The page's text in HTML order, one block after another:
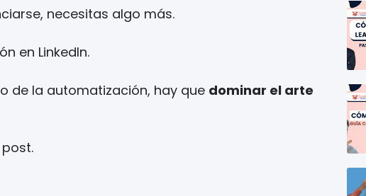
necesitas algo más.
en LinkedIn.
de la automatización, hay que dominar el arte